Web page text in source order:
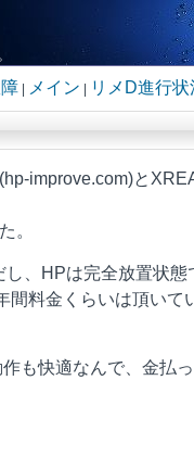
メイン リメD進行状
improve.com)と
。
、HPは完全放置状
間料金くらいは頂いて
も快適なんで、金払